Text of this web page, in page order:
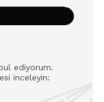
ediyorum.
inceleyin: